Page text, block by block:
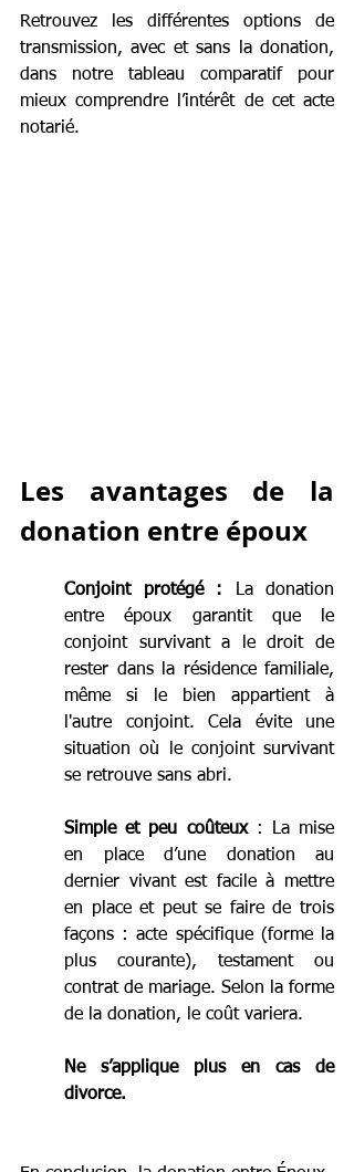
Retrouvez les différentes options de
transmission, avec et sans la donation,
dans notre tableau comparatif pour
mieux comprendre l’intérêt de cet acte
notarié.
Les avantages de la
donation entre époux
Conjoint protégé : La donation
entre époux garantit que le
conjoint survivant a le droit de
rester dans la résidence familiale,
même si le bien appartient à
l'autre conjoint. Cela évite une
situation où le conjoint survivant
se retrouve sans abri.
Simple et peu coûteux : La mise
en place d’une donation au
dernier vivant est facile à mettre
en place et peut se faire de trois
façons : acte spécifique (forme la
plus courante), testament ou
contrat de mariage. Selon la forme
de la donation, le coût variera.
Ne s’applique plus en cas de
divorce.